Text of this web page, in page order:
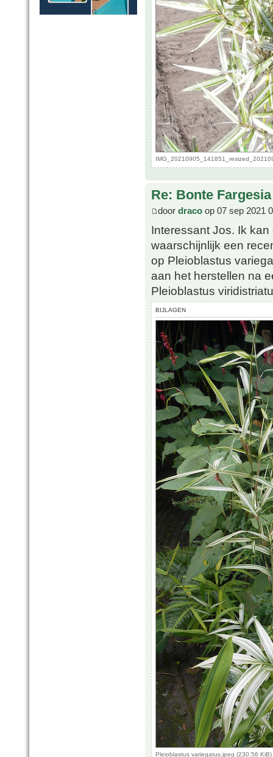
Re: Bonte
door draco op 07 sep 2021
Interessant Jos. Ik
waarschijnlijk een
op Pleioblastus
aan het herstellen na
Pleioblastus
BIJLAGEN
Pleioblastus variegatus.jpeg (230.56